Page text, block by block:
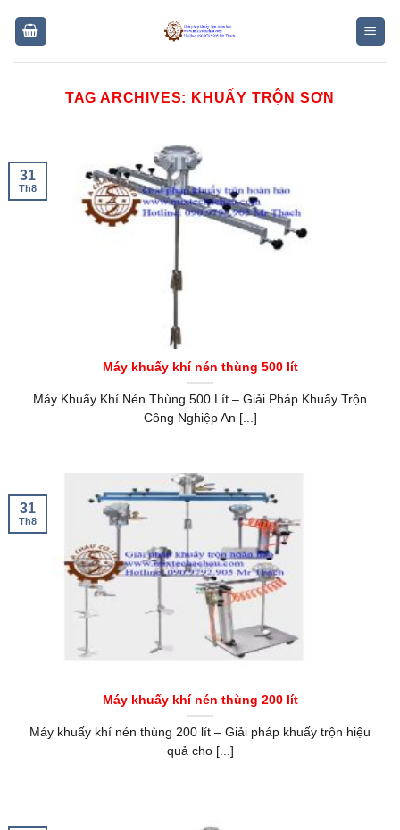
TAG ARCHIVES: KHUẤY TRỘN SƠN
Máy khuấy khí nén thùng 500 lít
Máy Khuấy Khí Nén Thùng 500 Lít – Giải Pháp Khuấy Trộn
Công Nghiệp An [...]
31
Th8
Máy khuấy khí nén thùng 200 lít
Máy khuấy khí nén thùng 200 lít – Giải pháp khuấy trộn hiệu
quả cho [...]
31
Th8